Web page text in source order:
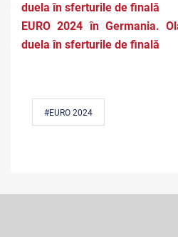
duela în sferturile de finală
EURO 2024 în Germania.
duela în sferturile de finală
#EURO 2024